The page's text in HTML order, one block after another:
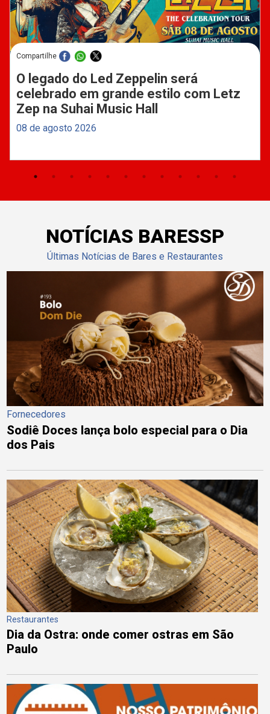
Compartilhe
O legado do Led Zeppelin será
celebrado em grande estilo com Letz
Zep na Suhai Music Hall
08 de agosto 2026
NOTÍCIAS BARESSP
Últimas Notícias de Bares e Restaurantes
Fornecedores
Sodiê Doces lança bolo especial para o Dia
dos Pais
Restaurantes
Dia da Ostra: onde comer ostras em São
Paulo